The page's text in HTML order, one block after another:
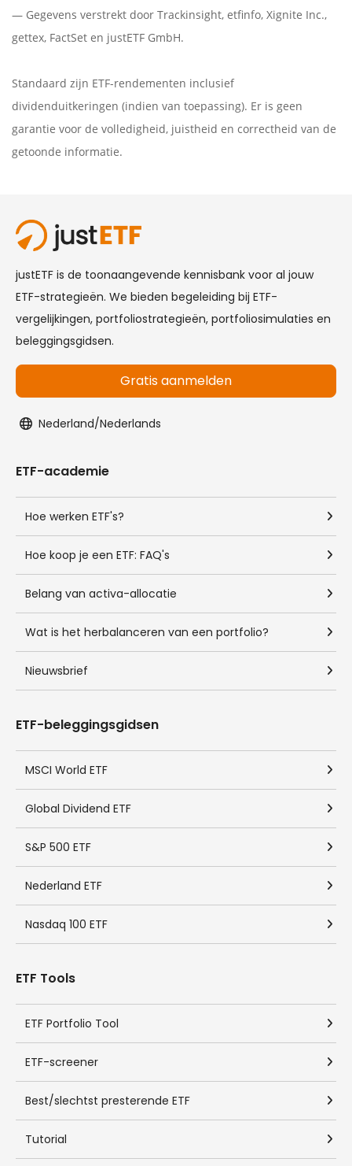
— Gegevens verstrekt door Trackinsight, etfinfo, Xignite Inc.,
gettex, FactSet en justETF GmbH.
Standaard zijn ETF-rendementen inclusief
dividenduitkeringen (indien van toepassing). Er is geen
garantie voor de volledigheid, juistheid en correctheid van de
getoonde informatie.